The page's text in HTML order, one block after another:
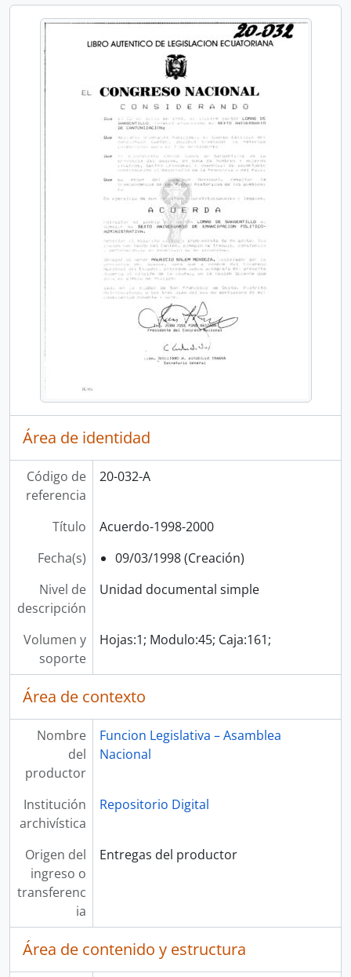
Área de identidad
Código de
referencia
20-032-A
Título
Acuerdo-1998-2000
Fecha(s)
09/03/1998 (Creación)
Nivel de
descripción
Unidad documental simple
Volumen y
soporte
Hojas:1; Modulo:45; Caja:161;
Área de contexto
Nombre
del
productor
Funcion Legislativa – Asamblea
Nacional
Institución
archivística
Repositorio Digital
Origen del
ingreso o
transferenc
ia
Entregas del productor
Área de contenido y estructura